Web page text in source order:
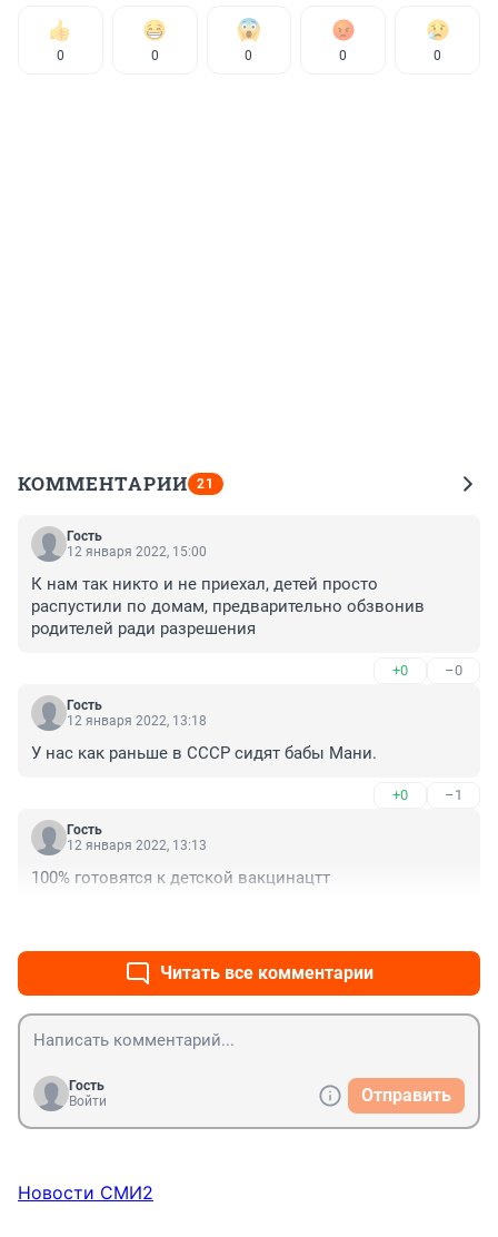
0 0 0 0 0
КОММЕНТАРИИ 21
Гость
12 января 2022, 15:00
К нам так никто и не приехал, детей просто
распустили по домам, предварительно обзвонив
родителей ради разрешения
+0 –0
Гость
12 января 2022, 13:18
У нас как раньше в СССР сидят бабы Мани.
+0 –1
Гость
12 января 2022, 13:13
100% готовятся к детской вакцинацтт
Читать все комментарии
Гость
Войти
Отправить
Новости СМИ2